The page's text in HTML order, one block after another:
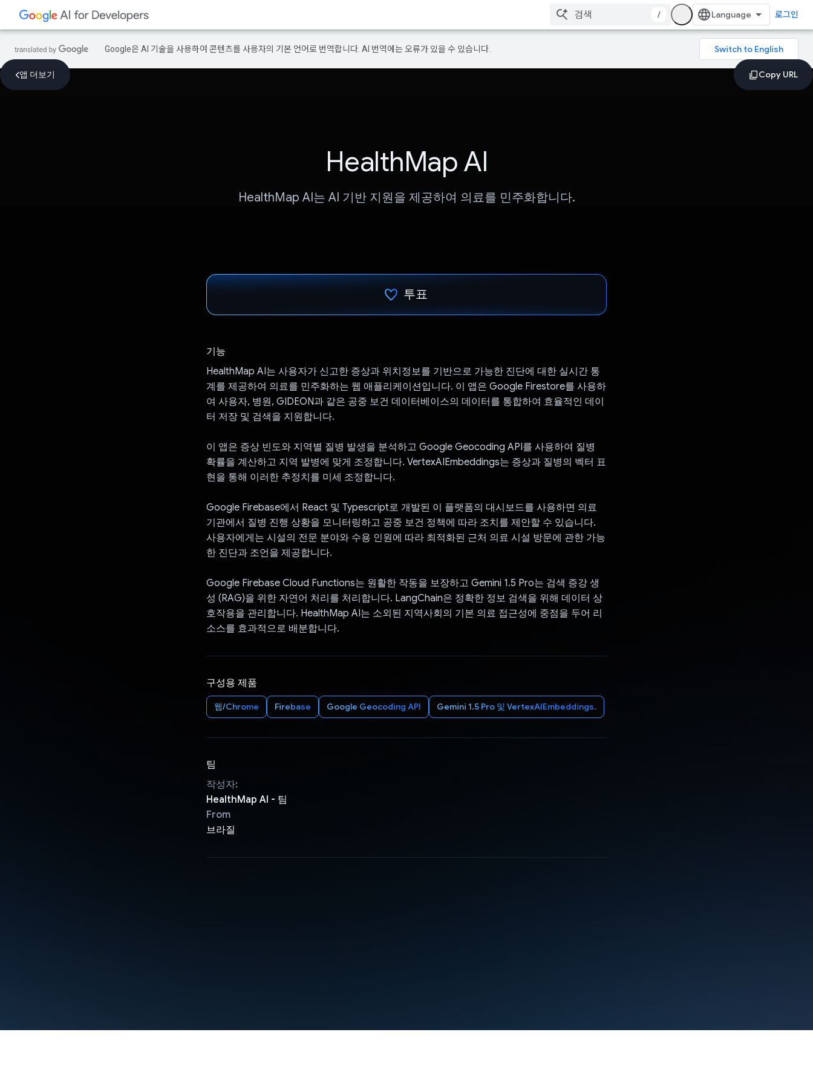
/ 로그인
Google은 AI 기술을 사용하여 콘텐츠를 사용자의 기본 언어로 번역합니다. AI 번역에는 오류가 있을 수 있습니다.
앱 더보기
HealthMap AI
HealthMap AI는 AI 기반 지원을 제공하여 의료를 민주화합니다.
투표
기능
HealthMap AI는 사용자가 신고한 증상과 위치정보를 기반으로 가능한 진단에 대한 실시간 통
계를 제공하여 의료를 민주화하는 웹 애플리케이션입니다. 이 앱은 Google Firestore를 사용하
여 사용자, 병원, GIDEON과 같은 공중 보건 데이터베이스의 데이터를 통합하여 효율적인 데이
터 저장 및 검색을 지원합니다.
이 앱은 증상 빈도와 지역별 질병 발생을 분석하고 Google Geocoding API를 사용하여 질병
확률을 계산하고 지역 발병에 맞게 조정합니다. VertexAIEmbeddings는 증상과 질병의 벡터 표
현을 통해 이러한 추정치를 미세 조정합니다.
Google Firebase에서 React 및 Typescript로 개발된 이 플랫폼의 대시보드를 사용하면 의료
기관에서 질병 진행 상황을 모니터링하고 공중 보건 정책에 따라 조치를 제안할 수 있습니다.
사용자에게는 시설의 전문 분야와 수용 인원에 따라 최적화된 근처 의료 시설 방문에 관한 가능
한 진단과 조언을 제공합니다.
Google Firebase Cloud Functions는 원활한 작동을 보장하고 Gemini 1.5 Pro는 검색 증강 생
성 (RAG)을 위한 자연어 처리를 처리합니다. LangChain은 정확한 정보 검색을 위해 데이터 상
호작용을 관리합니다. HealthMap AI는 소외된 지역사회의 기본 의료 접근성에 중점을 두어 리
소스를 효과적으로 배분합니다.
구성용 제품
웹/Chrome Firebase Google Geocoding API Gemini 1.5 Pro 및 VertexAIEmbeddings.
팀
작성자:
HealthMap AI - 팀
From
브라질